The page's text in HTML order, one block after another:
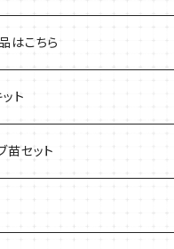
はこちら
ト
培キット
ト
苗セット